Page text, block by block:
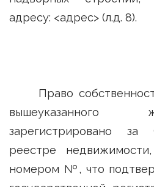
адресу: <адрес> (л.д. 8).
Право
зарегистрировано
реестре
номером №, что